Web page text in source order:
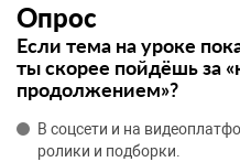
Опрос
Если тема на уроке
ты скорее пойдёшь за
продолжением»?
В соцсети и на
ролики и подборки.